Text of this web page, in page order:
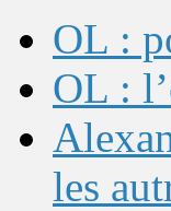
OL :
OL :
les